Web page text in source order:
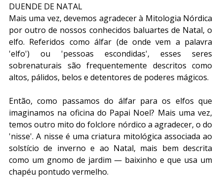
DUENDE DE NATAL
Mais uma vez, devemos agradecer à Mitologia Nórdica
por outro de nossos conhecidos baluartes de Natal, o
elfo. Referidos como álfar (de onde vem a palavra
'elfo') ou 'pessoas escondidas', esses seres
sobrenaturais são frequentemente descritos como
altos, pálidos, belos e detentores de poderes mágicos.
Então, como passamos do álfar para os elfos que
imaginamos na oficina do Papai Noel? Mais uma vez,
temos outro mito do folclore nórdico a agradecer, o do
'nisse'. A nisse é uma criatura mitológica associada ao
solstício de inverno e ao Natal, mais bem descrita
como um gnomo de jardim — baixinho e que usa um
chapéu pontudo vermelho.